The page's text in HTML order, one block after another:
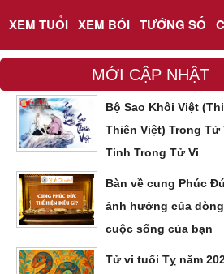
XEM TUỔI XEM BÓI TƯỚNG SỐ
MỚI CẬP NHẬT
Bộ Sao Khôi Việt
Thiên Việt) Trong Tử
Tinh Trong Tử Vi
Bàn về cung Phúc
ảnh hưởng của
cuộc sống của bạn
Tử vi tuổi Tỵ năm